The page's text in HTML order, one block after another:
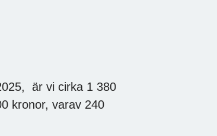
är vi cirka 1 380
kronor, varav 240